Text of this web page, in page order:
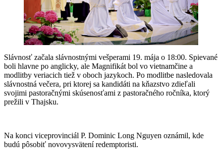
Slávnosť začala slávnostnými vešperami 19. mája o 18:00. Spievané
boli hlavne po anglicky, ale Magnifikát bol vo vietnamčine a
modlitby veriacich tiež v oboch jazykoch. Po modlitbe nasledovala
slávnostná večera, pri ktorej sa kandidáti na kňazstvo zdieľali
svojimi pastoračnými skúsenosťami z pastoračného ročníka, ktorý
prežili v Thajsku.
Na konci viceprovinciál P. Dominic Long Nguyen oznámil, kde
budú pôsobiť novovysvätení redemptoristi.